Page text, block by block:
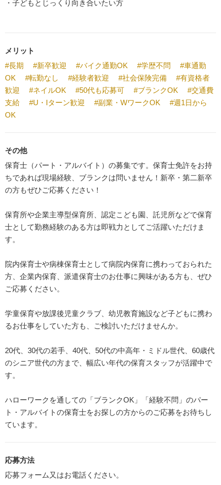
・子どもとじっくり向き合いたい方
メリット
#長期
#新卒歓迎 #バイク通勤OK #学歴不問
#車通勤
OK
#転勤なし #経験者歓迎 #社会保険完備
#有資格者
歓迎
#ネイルOK #50代も応募可 #ブランクOK
#交通費
支給
#U・Iターン歓迎 #副業・WワークOK
#週1日から
OK
その他
保育士（パート・アルバイト）の募集です。保育士免許をお持
ちであれば現場経験、ブランクは問いません！新卒・第二新卒
の方もぜひご応募ください！
保育所や企業主導型保育所、認定こども園、託児所などで保育
士として勤務経験のある方は即戦力としてご活躍いただけま
す。
院内保育士や病棟保育士として病院内保育に携わっておられた
方、企業内保育、派遣保育士のお仕事に興味がある方も、ぜひ
ご応募ください。
学童保育や放課後児童クラブ、幼児教育施設など子どもに携わ
るお仕事をしていた方も、ご検討いただけませんか。
20代、30代の若手、40代、50代の中高年・ミドル世代、60歳代
のシニア世代の方まで、幅広い年代の保育スタッフが活躍中で
す。
ハローワークを通しての「ブランクOK」「経験不問」のパー
ト・アルバイトの保育士をお探しの方からのご応募をお待ちし
ています。
応募方法
応募フォーム又はお電話ください。